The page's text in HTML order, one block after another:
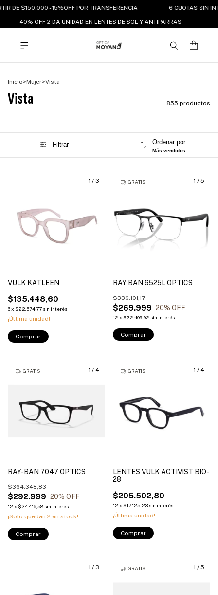
DE $150.000 - 15%OFF POR TRANSFERENCIA 6 CUOTAS SIN
40% OFF 2 DA UNIDAD EN LENTES DE SOL Y ANTIPARRAS
Inicio>Mujer>Vista
Vista 855 productos
Filtrar Ordenar por:
Más vendidos
1 / 3
VULK KATLEEN
$135.448,60
6x $22.574,77 sin interés
¡Última unidad!
Comprar
1 / 5
GRATIS
RAY BAN 6525L OPTICS
$269.999
$336.101,17
20% OFF
12 x $22.499,92 sin interés
Comprar
1 / 4
GRATIS
RAY-BAN 7047 OPTICS
$292.999
$364.348,83
20% OFF
12 x $24.416,58 sin interés
¡Solo quedan 2 en stock!
Comprar
1 / 4
GRATIS
LENTES VULK ACTIVIST BIO-
28
$205.502,80
12 x $17.125,23 sin interés
¡Última unidad!
Comprar
1 / 3 1 / 5
GRATIS